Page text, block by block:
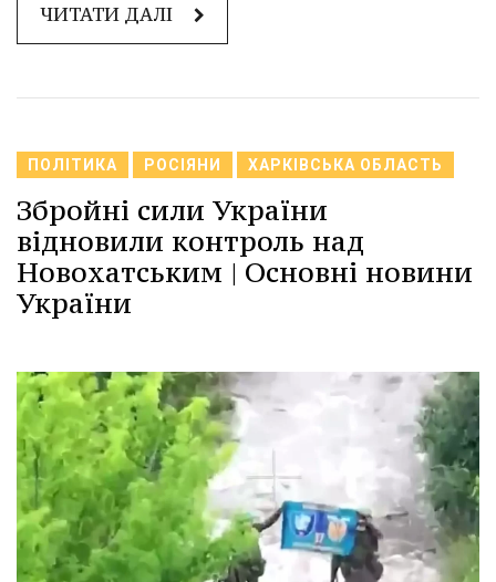
ЧИТАТИ ДАЛІ
ПОЛІТИКА РОСІЯНИ ХАРКІВСЬКА ОБЛАСТЬ
Збройні сили України
відновили контроль над
Новохатським | Основні новини
України